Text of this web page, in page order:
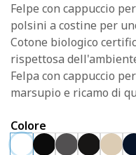
Felpe con cappuccio
polsini a costine per
Cotone biologico
rispettosa
Felpa con cappuccio
marsupio e ricamo di
Colore